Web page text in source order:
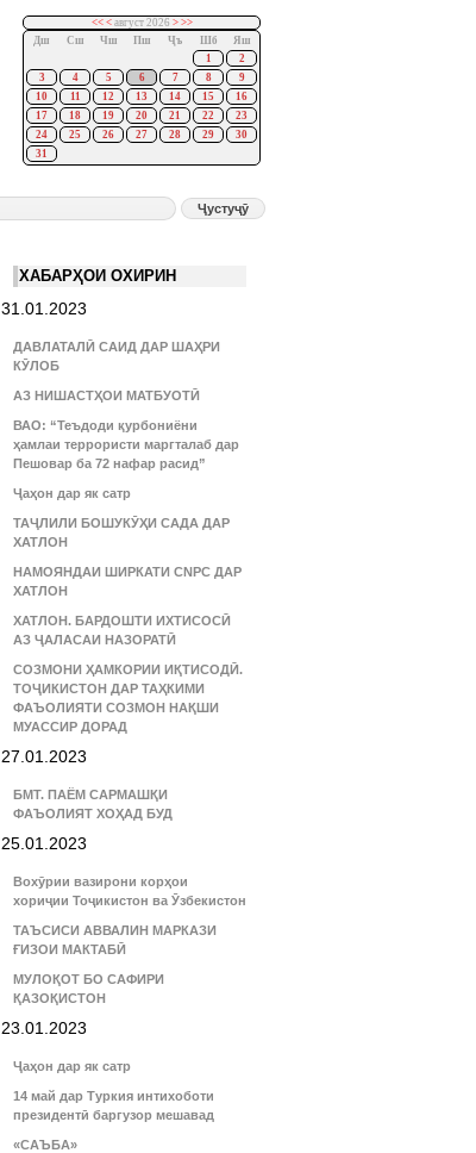
<< <август 2026 > >>
Дш
Сш Чш Пш Ҷъ Шб
Яш
1
2
3
4 5 6 7 8
9
10
11 12 13 14 15
16
17
18 19 20 21 22
23
24
25 26 27 28 29
30
31
ХАБАРҲОИ ОХИРИН
31.01.2023
ДАВЛАТАЛӢ САИД ДАР ШАҲРИ
КӮЛОБ
АЗ НИШАСТҲОИ МАТБУОТӢ
ВАО: “Теъдоди қурбониёни
ҳамлаи террористи маргталаб дар
Пешовар ба 72 нафар расид”
Ҷаҳон дар як сатр
ТАҶЛИЛИ БОШУКӮҲИ САДА ДАР
ХАТЛОН
НАМОЯНДАИ ШИРКАТИ CNPC ДАР
ХАТЛОН
ХАТЛОН. БАРДОШТИ ИХТИСОСӢ
АЗ ҶАЛАСАИ НАЗОРАТӢ
СОЗМОНИ ҲАМКОРИИ ИҚТИСОДӢ.
ТОҶИКИСТОН ДАР ТАҲКИМИ
ФАЪОЛИЯТИ СОЗМОН НАҚШИ
МУАССИР ДОРАД
27.01.2023
БМТ. ПАЁМ САРМАШҚИ
ФАЪОЛИЯТ ХОҲАД БУД
25.01.2023
Вохӯрии вазирони корҳои
хориҷии Тоҷикистон ва Ӯзбекистон
ТАЪСИСИ АВВАЛИН МАРКАЗИ
ҒИЗОИ МАКТАБӢ
МУЛОҚОТ БО САФИРИ
ҚАЗОҚИСТОН
23.01.2023
Ҷаҳон дар як сатр
14 май дар Туркия интихоботи
президентӣ баргузор мешавад
«САЪБА»